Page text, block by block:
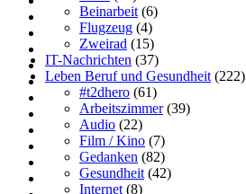
Beinarbeit (6)
Flugzeug (4)
Zweirad (15)
IT-Nachrichten (37)
Leben Beruf und Gesundheit (222)
#t2dhero (61)
Arbeitszimmer(39)
Audio (22)
Film / Kino (7)
Gedanken (82)
Gesundheit (42)
Internet (8)